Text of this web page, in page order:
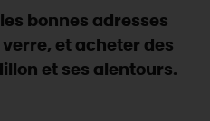
sortir ?
bonnes adresses
et acheter des
et ses alentours.